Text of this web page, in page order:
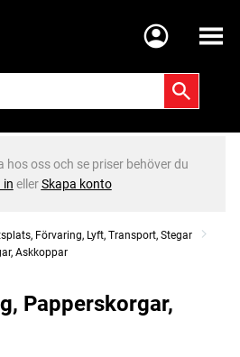
Meny
hos oss och se priser behöver du
in ellerSkapa konto
Förvaring, Lyft, Transport, Stegar
Askkoppar
Papperskorgar,